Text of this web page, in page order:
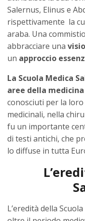
Salernus, Elinus e
rispettivamente la
araba. Una
abbracciare una
un approccio
La Scuola Medica
aree della
conosciuti per la loro
medicinali, nella
fu un importante
di testi antichi, che
lo diffuse in tutta
L’eredità della